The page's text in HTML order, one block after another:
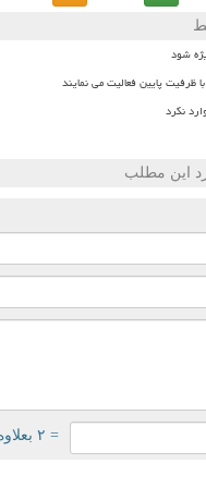
شود
ظرفیت پایین فعالیت می نمایند
نکرد
این مطلب
= ۲ بعلاوه ۴